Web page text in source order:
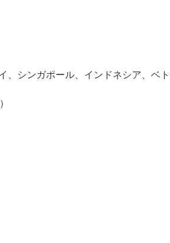
、シンガポール、インドネシア、ベ